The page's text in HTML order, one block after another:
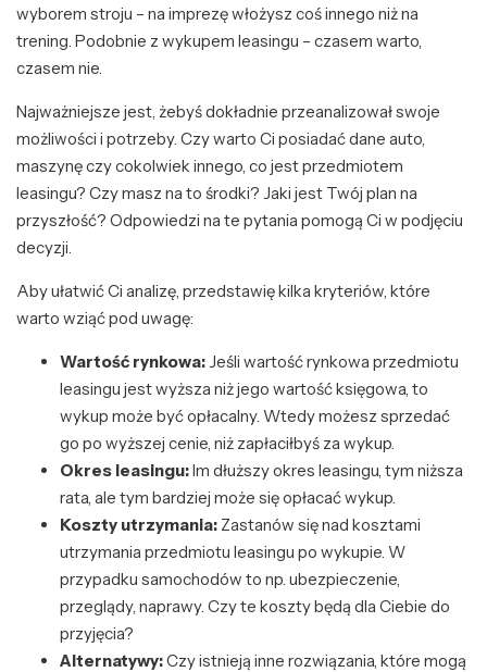
wyborem stroju – na imprezę włożysz coś innego niż na
trening. Podobnie z wykupem leasingu – czasem warto,
czasem nie.
Najważniejsze jest, żebyś dokładnie przeanalizował swoje
możliwości i potrzeby. Czy warto Ci posiadać dane auto,
maszynę czy cokolwiek innego, co jest przedmiotem
leasingu? Czy masz na to środki? Jaki jest Twój plan na
przyszłość? Odpowiedzi na te pytania pomogą Ci w podjęciu
decyzji.
Aby ułatwić Ci analizę, przedstawię kilka kryteriów, które
warto wziąć pod uwagę:
Wartość rynkowa:Jeśli wartość rynkowa przedmiotu
leasingu jest wyższa niż jego wartość księgowa, to
wykup może być opłacalny. Wtedy możesz sprzedać
go po wyższej cenie, niż zapłaciłbyś za wykup.
Okres leasingu:Im dłuższy okres leasingu, tym niższa
rata, ale tym bardziej może się opłacać wykup.
Koszty utrzymania: Zastanów się nad kosztami
utrzymania przedmiotu leasingu po wykupie. W
przypadku samochodów to np. ubezpieczenie,
przeglądy, naprawy. Czy te koszty będą dla Ciebie do
przyjęcia?
Alternatywy:Czy istnieją inne rozwiązania, które mogą